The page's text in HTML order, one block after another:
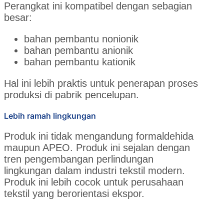
Perangkat ini kompatibel dengan sebagian
besar:
bahan pembantu nonionik
bahan pembantu anionik
bahan pembantu kationik
Hal ini lebih praktis untuk penerapan proses
produksi di pabrik pencelupan.
Lebih ramah lingkungan
Produk ini tidak mengandung formaldehida
maupun APEO. Produk ini sejalan dengan
tren pengembangan perlindungan
lingkungan dalam industri tekstil modern.
Produk ini lebih cocok untuk perusahaan
tekstil yang berorientasi ekspor.